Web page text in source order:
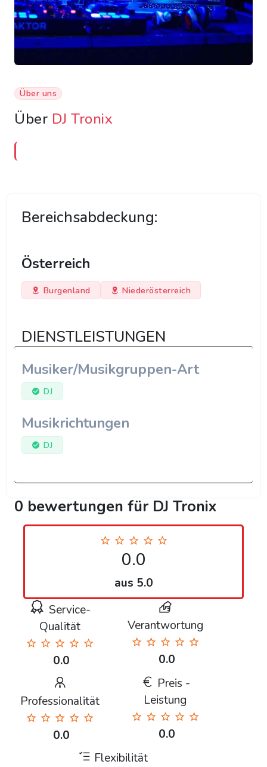
Über uns
Über DJ Tronix
Bereichsabdeckung:
Österreich
Burgenland Niederösterreich
DIENSTLEISTUNGEN
Musiker/Musikgruppen-Art
DJ
Musikrichtungen
DJ
0 bewertungen für DJ Tronix
0.0
aus 5.0
Service-
Qualität
0.0
Verantwortung
0.0
Professionalität
0.0
Preis -
Leistung
0.0
Flexibilität